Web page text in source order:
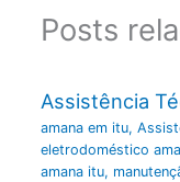
Posts
Assistência
amana em itu,
eletrodoméstico
amana itu,